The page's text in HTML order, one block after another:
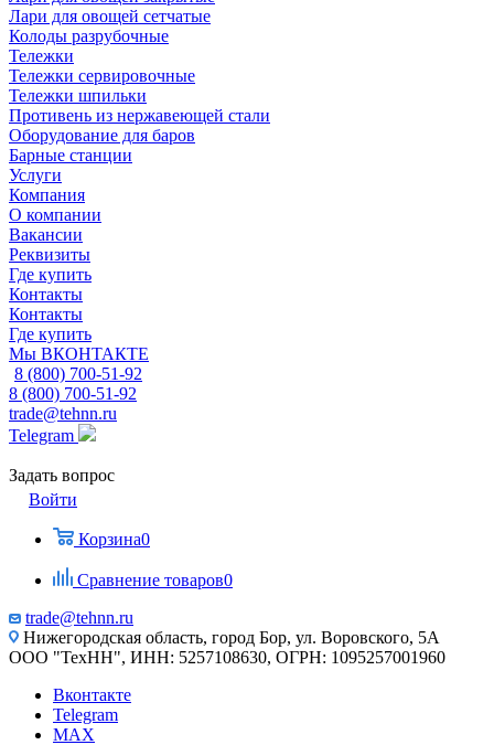
Лари для овощей сетчатые
Колоды разрубочные
Тележки
Тележки сервировочные
Тележки шпильки
Противень из нержавеющей стали
Оборудование для баров
Барные станции
Услуги
Компания
О компании
Вакансии
Реквизиты
Где купить
Контакты
Контакты
Где купить
Мы ВКОНТАКТЕ
8 (800) 700-51-92
8 (800) 700-51-92
trade@tehnn.ru
Telegram
Задать вопрос
Войти
Корзина0
Сравнение товаров0
trade@tehnn.ru
Нижегородская область, город Бор, ул. Воровского, 5А
ООО "ТехНН", ИНН: 5257108630, ОГРН: 1095257001960
Вконтакте
Telegram
MAX